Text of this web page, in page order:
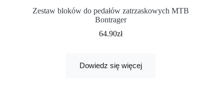
Zestaw bloków do pedałów zatrzaskowych MTB
Bontrager
64.90zł
Dowiedz się więcej